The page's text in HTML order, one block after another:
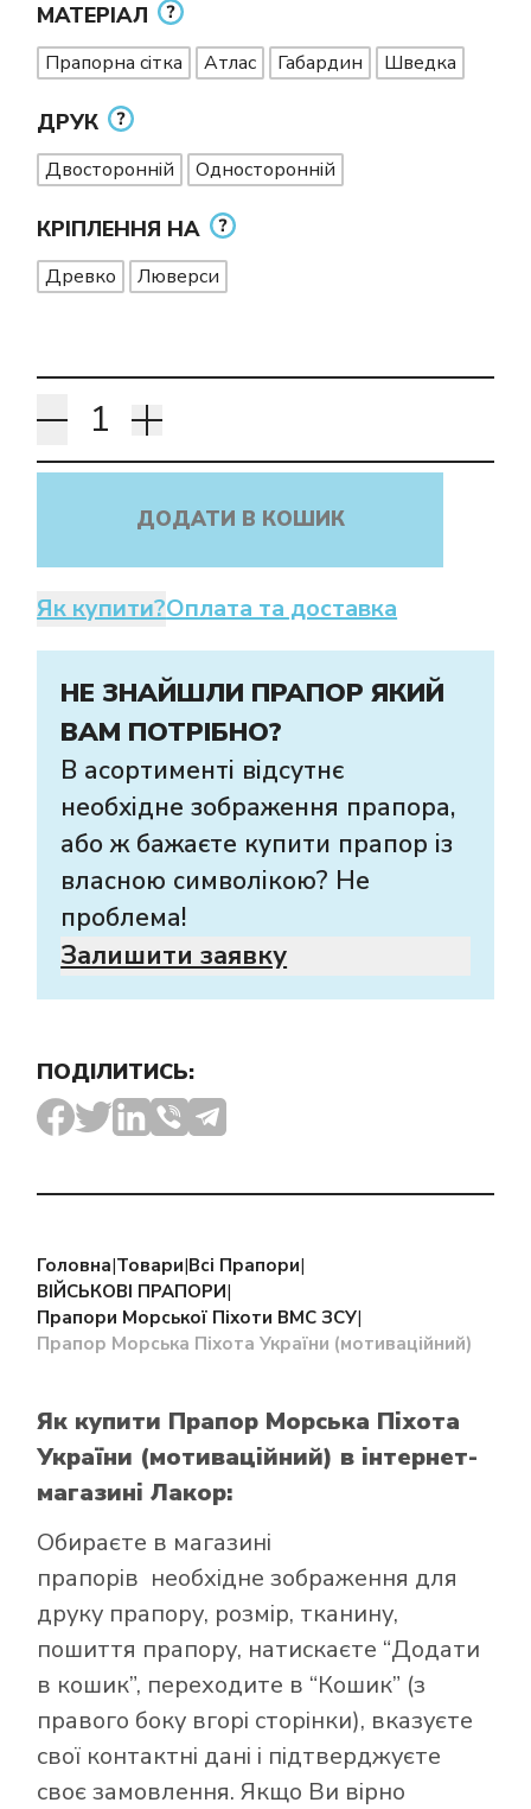
МАТЕРІАЛ
Прапорна сітка Атлас Габардин Шведка
ДРУК
Двосторонній Односторонній
КРІПЛЕННЯ НА
Древко Люверси
ДОДАТИ В КОШИК
Як купити?Оплата та доставка
НЕ ЗНАЙШЛИ ПРАПОР ЯКИЙ
ВАМ ПОТРІБНО?
В асортименті відсутнє
необхідне зображення прапора,
або ж бажаєте купити прапор із
власною символікою? Не
проблема!
Залишити заявку
ПОДІЛИТИСЬ:
Головна|Товари|Всі Прапори|
ВІЙСЬКОВІ ПРАПОРИ|
Прапори Морської Піхоти ВМС ЗСУ|
Прапор Морська Піхота України (мотиваційний)
Як купити Прапор Морська Піхота
України (мотиваційний) в інтернет-
магазині Лакор:
Обираєте в магазині
прапорів необхідне зображення для
друку прапору, розмір, тканину,
пошиття прапору, натискаєте “Додати
в кошик”, переходите в “Кошик” (з
правого боку вгорі сторінки), вказуєте
свої контактні дані і підтверджуєте
своє замовлення. Якщо Ви вірно